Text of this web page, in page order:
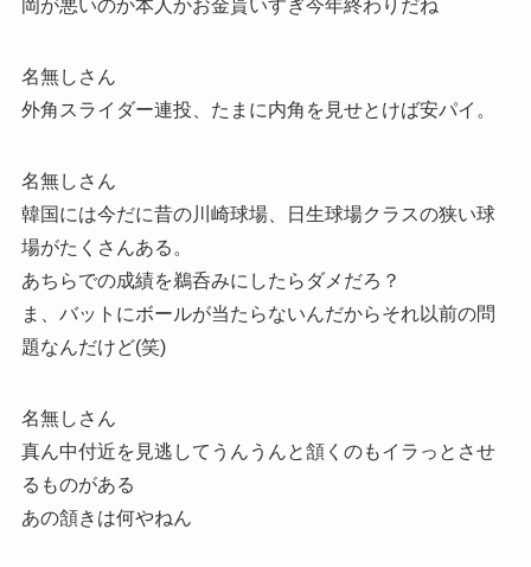
岡が悪いのか本人かお金貰いすぎ今年終わりだね
名無しさん
外角スライダー連投、たまに内角を見せとけば安パイ。
名無しさん
韓国には今だに昔の川崎球場、日生球場クラスの狭い球
場がたくさんある。
あちらでの成績を鵜呑みにしたらダメだろ？
ま、バットにボールが当たらないんだからそれ以前の問
題なんだけど(笑)
名無しさん
真ん中付近を見逃してうんうんと頷くのもイラっとさせ
るものがある
あの頷きは何やねん